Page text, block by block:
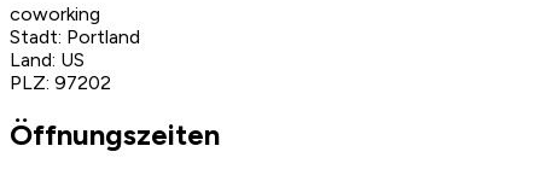
coworking
Stadt: Portland
Land: US
PLZ: 97202
Öffnungszeiten